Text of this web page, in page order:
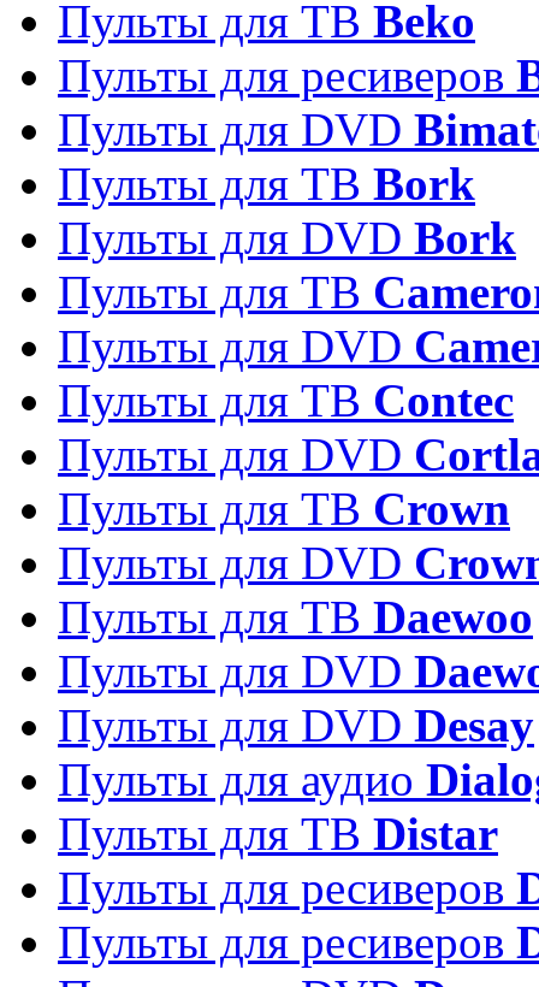
Пульты для ТВ Beko
Пульты для ресиверов
Пульты для DVD
Пульты для ТВ Bork
Пульты для DVD Bork
Пульты для ТВ
Пульты для DVD
Пульты для ТВ Contec
Пульты для DVD
Пульты для ТВ Crown
Пульты для DVD
Пульты для ТВ Daewoo
Пульты для DVD
Пульты для DVD Desay
Пульты для аудио
Пульты для ТВ Distar
Пульты для ресиверов
Пульты для ресиверов